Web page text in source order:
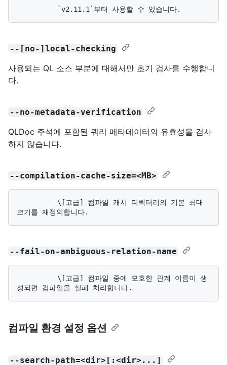
--[no-]local-checking
사용되는 QL 소스 부분에 대해서만 초기 검사를 수행합니
다.
--no-metadata-verification
QLDoc 주석에 포함된 쿼리 메타데이터의 유효성을 검사
하지 않습니다.
--compilation-cache-size=<MB>
--fail-on-ambiguous-relation-name
컴파일 환경 설정 옵션
--search-path=<dir>[:<dir>...]